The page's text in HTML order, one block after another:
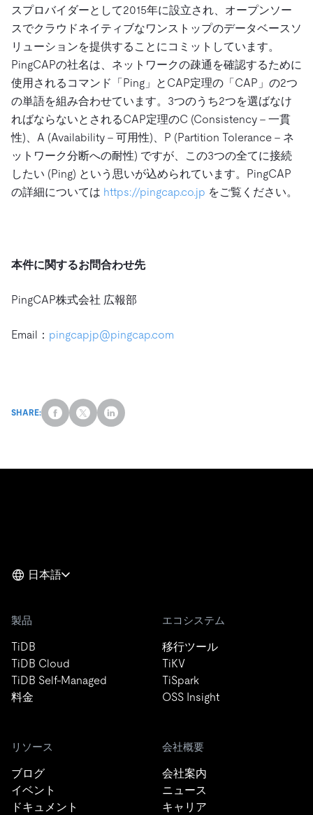
スプロバイダーとして2015年に設立され、オープンソー
スでクラウドネイティブなワンストップのデータベースソ
リューションを提供することにコミットしています。
PingCAPの社名は、ネットワークの疎通を確認するために
使用されるコマンド「Ping」とCAP定理の「CAP」の2つ
の単語を組み合わせています。3つのうち2つを選ばなけ
ればならないとされるCAP定理のC (Consistency – 一貫
性)、A (Availability – 可用性)、P (Partition Tolerance – ネ
ットワーク分断への耐性) ですが、この3つの全てに接続
したい (Ping) という思いが込められています。PingCAP
の詳細については https://pingcap.co.jp をご覧ください。
本件に関するお問合わせ先
PingCAP株式会社 広報部
Email： pingcapjp@pingcap.com
SHARE:
日本語
製品
TiDB
TiDB Cloud
TiDB Self-Managed
料金
エコシステム
移行ツール
TiKV
TiSpark
OSS Insight
リソース
ブログ
イベント
ドキュメント
会社概要
会社案内
ニュース
キャリア